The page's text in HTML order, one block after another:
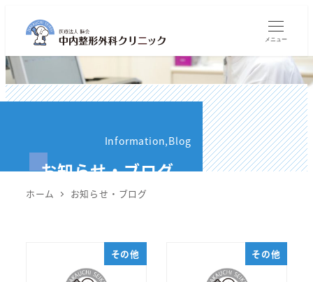
ン
コ
ン
へ
メニュー
Information,Blog
お知らせ・ブログ
ホーム お知らせ・ブログ
その他 その他